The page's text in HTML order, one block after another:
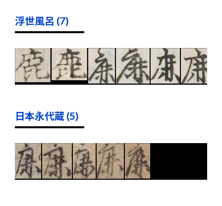
浮世風呂 (7)
日本永代蔵 (5)